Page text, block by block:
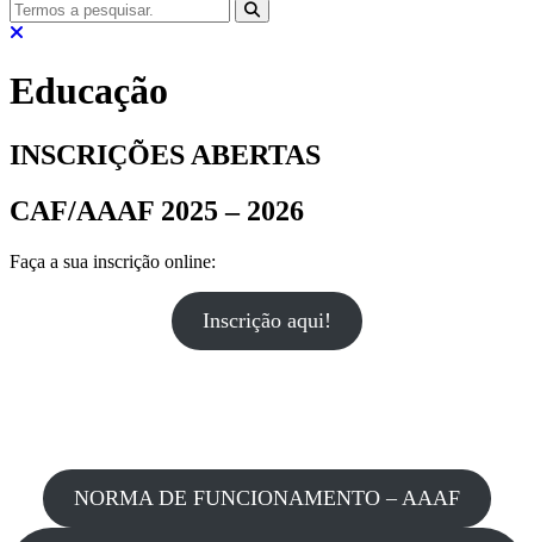
Educação
INSCRIÇÕES ABERTAS
CAF/AAAF 2025 – 2026
Faça a sua inscrição online:
Inscrição aqui!
NORMA DE FUNCIONAMENTO – AAAF